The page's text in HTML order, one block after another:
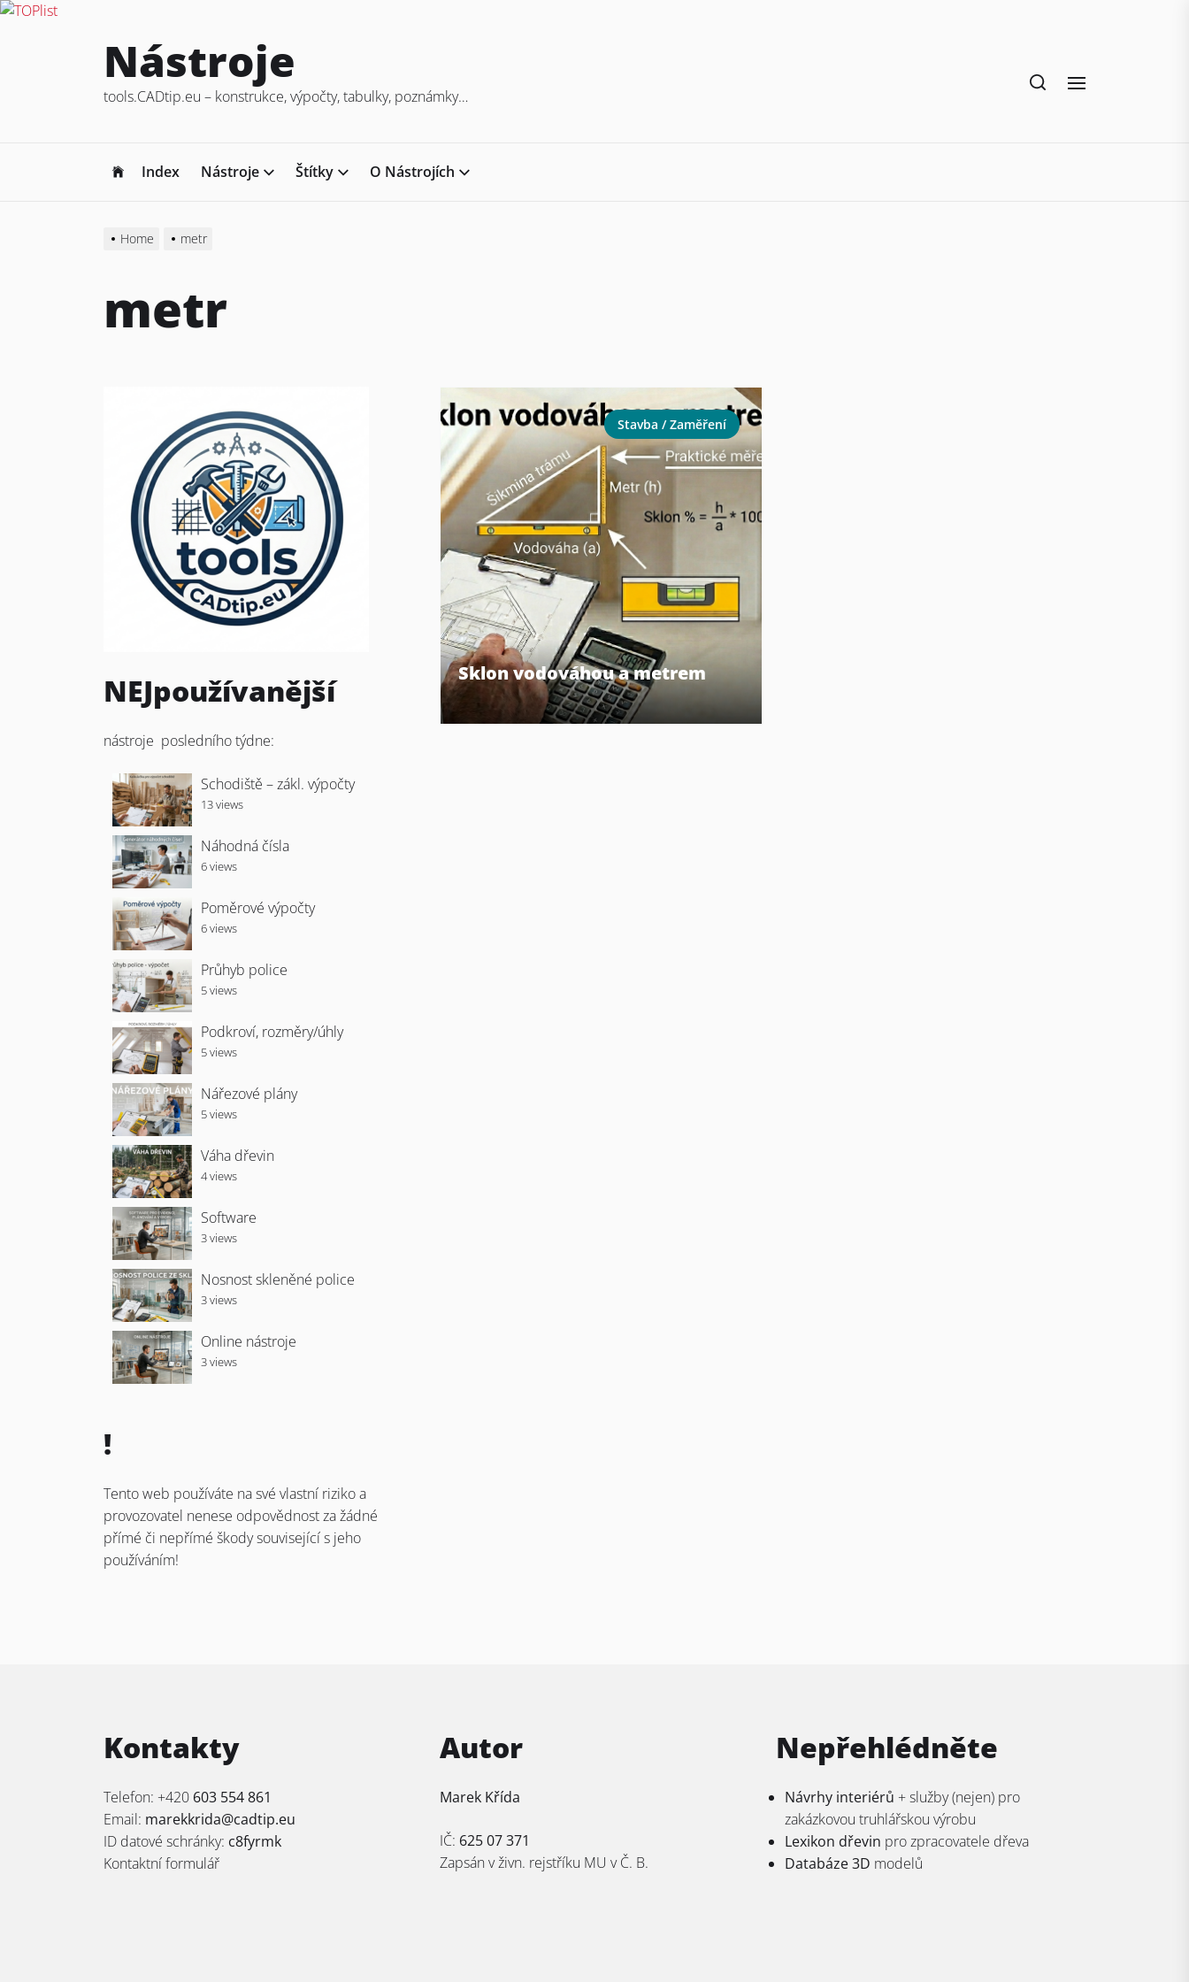
Nástroje
tools.CADtip.eu – konstrukce, výpočty, tabulky, poznámky…
Index Nástroje Štítky O Nástrojích
Home metr
metr
Stavba / Zaměření
Sklon vodováhou a metrem
NEJpoužívanější
nástroje posledního týdne:
Schodiště – zákl. výpočty
13 views
Náhodná čísla
6 views
Poměrové výpočty
6 views
Průhyb police
5 views
Podkroví, rozměry/úhly
5 views
Nářezové plány
5 views
Váha dřevin
4 views
Software
3 views
Nosnost skleněné police
3 views
Online nástroje
3 views
!
Tento web používáte na své vlastní riziko a
provozovatel nenese odpovědnost za žádné
přímé či nepřímé škody související s jeho
používáním!
Kontakty
Telefon: +420 603 554 861
Email: marekkrida@cadtip.eu
ID datové schránky: c8fyrmk
Kontaktní formulář
Autor
Marek Křída
IČ: 625 07 371
Zapsán v živn. rejstříku MU v Č. B.
Nepřehlédněte
Návrhy interiérů + služby (nejen) pro
zakázkovou truhlářskou výrobu
Lexikon dřevin pro zpracovatele dřeva
Databáze 3D modelů